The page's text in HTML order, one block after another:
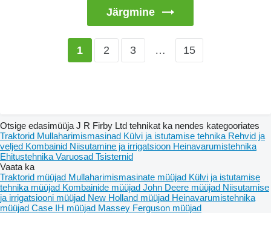
Järgmine
1 2 3 … 15
Otsige edasimüüja J R Firby Ltd tehnikat ka nendes kategooriates
Traktorid Mullaharimismasinad Külvi ja istutamise tehnika Rehvid ja
veljed Kombainid Niisutamine ja irrigatsioon Heinavarumistehnika
Ehitustehnika Varuosad Tsisternid
Vaata ka
Traktorid müüjad Mullaharimismasinate müüjad Külvi ja istutamise
tehnika müüjad Kombainide müüjad John Deere müüjad Niisutamise
ja irrigatsiooni müüjad New Holland müüjad Heinavarumistehnika
müüjad Case IH müüjad Massey Ferguson müüjad